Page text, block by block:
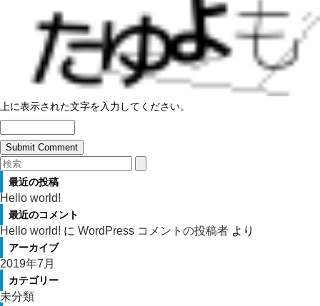
上に表示された文字を入力してください。
最近の投稿
Hello world!
最近のコメント
Hello world! に WordPress コメントの投稿者 より
アーカイブ
2019年7月
カテゴリー
未分類